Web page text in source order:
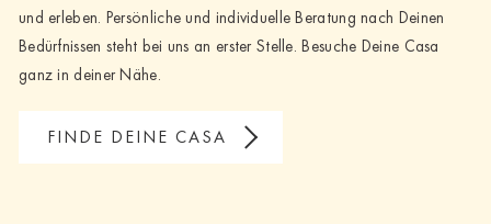
und erleben. Persönliche und individuelle Beratung nach Deinen
Bedürfnissen steht bei uns an erster Stelle. Besuche Deine Casa
ganz in deiner Nähe.
FINDE DEINE CASA